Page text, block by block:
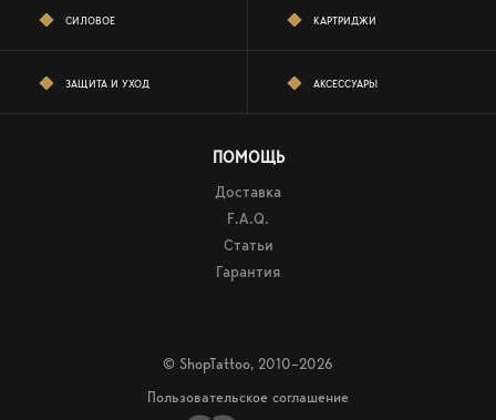
СИЛОВОЕ КАРТРИДЖИ
ЗАЩИТА И УХОД АКСЕССУАРЫ
ПОМОЩЬ
Доставка
F.A.Q.
Статьи
Гарантия
© ShopTattoo, 2010–2026
Пользовательское соглашение